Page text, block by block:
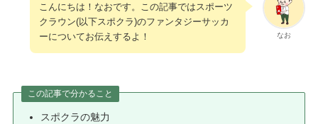
なお
こんにちは！なおです。この記事ではスポーツ
クラウン(以下スポクラ)のファンタジーサッカ
ーについてお伝えするよ！
この記事で分かること
スポクラの魅力